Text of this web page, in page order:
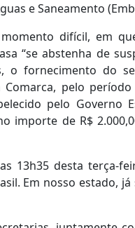
e Saneamento
difícil, em
“se abstenha de
o fornecimento do
pelo
pelo Governo
importe de R$
13h35 desta terça-
Em nosso estado, já